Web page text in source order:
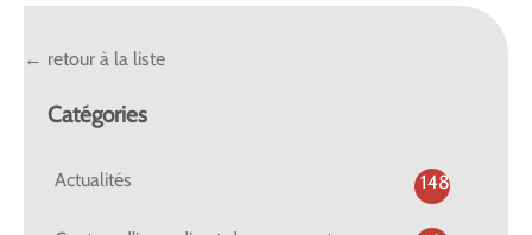
← retour à la liste
Catégories
Actualités 148